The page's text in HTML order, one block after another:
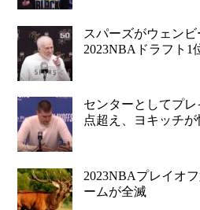
スパーズがウェンビ
2023NBAドラフト1
センターとしてプ
点超え、ヨキッチ
2023NBAプレイオ
ームが全滅